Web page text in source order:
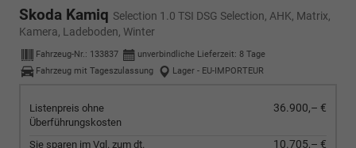
Skoda Kamiq Selection 1.0 TSI DSG Selection, AHK, Matrix,
Kamera, Ladeboden, Winter
Fahrzeug-Nr.: 133837 unverbindliche Lieferzeit: 8 Tage
Fahrzeug mit Tageszulassung
Lager - EU-IMPORTEUR
Listenpreis ohne
Überführungskosten
36.900,– €
Sie sparen im Vgl. zum dt.
10.705,– €